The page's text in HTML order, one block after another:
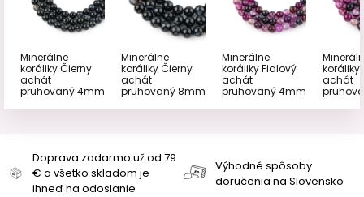
Minerálne
koráliky Čierny
achát
pruhovaný 4mm
Minerálne
koráliky Čierny
achát
pruhovaný 8mm
Minerálne
koráliky Fialový
achát
pruhovaný 4mm
koráliky
achát
Doprava zadarmo už od 79
€ a všetko skladom je
ihneď na odoslanie
Výhodné spôsoby
doručenia na Slovensko